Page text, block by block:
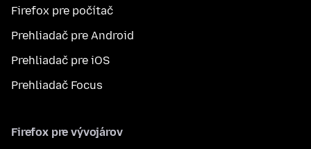
Firefox pre počítač
Prehliadač pre Android
Prehliadač pre iOS
Prehliadač Focus
Firefox pre vývojárov